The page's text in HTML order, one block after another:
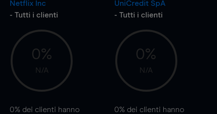
Netflix Inc
- Tutti i clienti
0%
N/A
0% dei clienti hanno
UniCredit SpA
- Tutti i clienti
0%
N/A
0% dei clienti hanno